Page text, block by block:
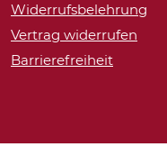
Widerrufsbelehrung
Vertrag widerrufen
Barrierefreiheit